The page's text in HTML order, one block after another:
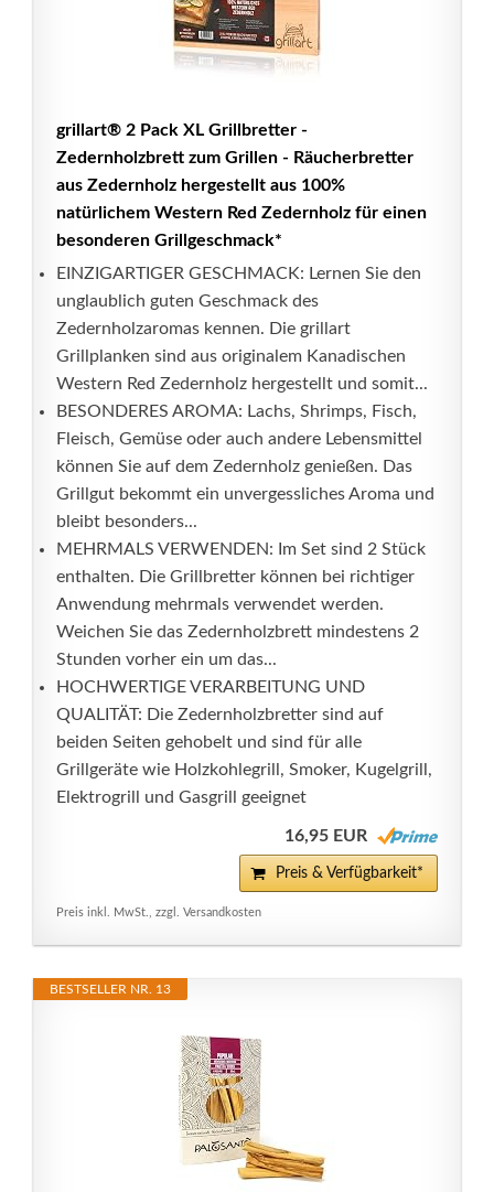
grillart® 2 Pack XL Grillbretter -
Zedernholzbrett zum Grillen - Räucherbretter
aus Zedernholz hergestellt aus 100%
natürlichem Western Red Zedernholz für einen
besonderen Grillgeschmack*
EINZIGARTIGER GESCHMACK: Lernen Sie den
unglaublich guten Geschmack des
Zedernholzaromas kennen. Die grillart
Grillplanken sind aus originalem Kanadischen
Western Red Zedernholz hergestellt und somit...
BESONDERES AROMA: Lachs, Shrimps, Fisch,
Fleisch, Gemüse oder auch andere Lebensmittel
können Sie auf dem Zedernholz genießen. Das
Grillgut bekommt ein unvergessliches Aroma und
bleibt besonders...
MEHRMALS VERWENDEN: Im Set sind 2 Stück
enthalten. Die Grillbretter können bei richtiger
Anwendung mehrmals verwendet werden.
Weichen Sie das Zedernholzbrett mindestens 2
Stunden vorher ein um das...
HOCHWERTIGE VERARBEITUNG UND
QUALITÄT: Die Zedernholzbretter sind auf
beiden Seiten gehobelt und sind für alle
Grillgeräte wie Holzkohlegrill, Smoker, Kugelgrill,
Elektrogrill und Gasgrill geeignet
16,95 EUR
Preis & Verfügbarkeit*
Preis inkl. MwSt., zzgl. Versandkosten
BESTSELLER NR. 13